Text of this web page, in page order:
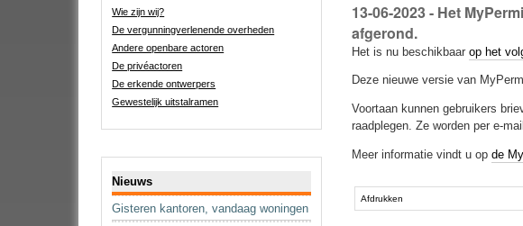
Wie zijn wij?
De vergunningverlenende overheden
Andere openbare actoren
De privéactoren
De erkende ontwerpers
Gewestelijk uitstalramen
Nieuws
Gisteren kantoren, vandaag woningen
13-06-2023- Het
afgerond.
Het is nu beschikbaarop het
Deze nieuwe versie van
Voortaan kunnen gebruikers
raadplegen. Ze worden per e-
Meer informatie vindt u opde
acties
Afdrukken